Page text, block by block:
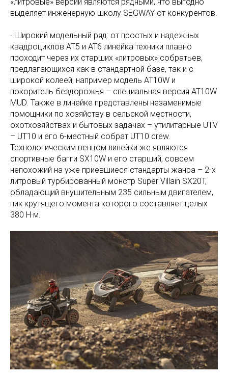
выделяет инженерную школу SEGWAY от конкурентов.
· Широкий модельный ряд: от простых и надежных
квадроциклов AT5 и AT6 линейка техники плавно
проходит через их старших «литровых» собратьев,
предлагающихся как в стандартной базе, так и с
широкой колеей, например модель AT10W и
покоритель бездорожья – специальная версия AT10W
MUD. Также в линейке представлены незаменимые
помощники по хозяйству в сельской местности,
охотхозяйствах и бытовых задачах – утилитарные UTV
– UT10 и его 6-местный собрат UT10 crew.
Технологическим венцом линейки же являются
спортивные багги SX10W и его старший, совсем
непохожий на уже приевшиеся стандарты жанра – 2-х
литровый турбированный монстр Super Villain SX20T,
обладающий внушительным 235 сильным двигателем,
пик крутящего момента которого составляет целых
380 Н·м.